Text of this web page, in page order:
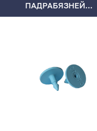
ПАДРАБЯЗНЕЙ...